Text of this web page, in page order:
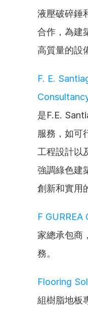
液壓破碎錘
合作，為建
高質量的設
F. E.
是F.E.
服務，如可
工程設計以
強調綠色建
創新和實用
F GURREA
家總承包商
務。
Flooring
組樹脂地板